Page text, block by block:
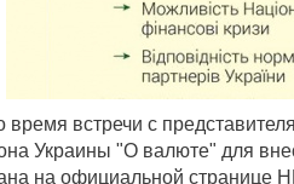
время встречи с
Украины "О валюте" для
на официальной странице